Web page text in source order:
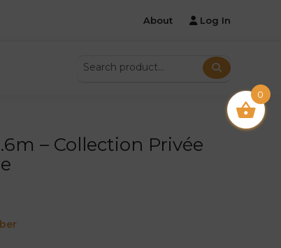
About Log In
– Collection Privée
0